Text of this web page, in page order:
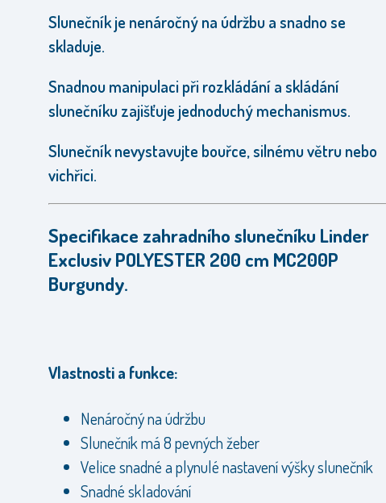
Slunečník je nenáročný na údržbu a snadno se
skladuje.
Snadnou manipulaci při rozkládání a skládání
slunečníku zajišťuje jednoduchý mechanismus.
Slunečník nevystavujte bouřce, silnému větru nebo
vichřici.
Specifikace zahradního slunečníku Linder
Exclusiv POLYESTER 200 cm MC200P
Burgundy.
Vlastnosti a funkce:
Nenáročný na údržbu
Slunečník má 8 pevných žeber
Velice snadné a plynulé nastavení výšky slunečník
Snadné skladování